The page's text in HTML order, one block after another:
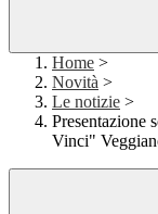
Home >
Novità >
Le notizie >
Presentazione
Vinci"